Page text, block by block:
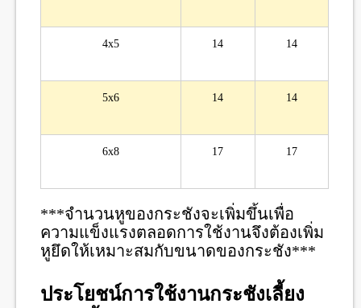
4x5 14 14
5x6 14 14
6x8 17 17
***จำนวนหูของกระชังจะเพิ่มขึ้นเพื่อ
ความแข็งแรงตลอดการใช้งานจึงต้องเพิ่ม
หูยึดให้เหมาะสมกับขนาดของกระชัง***
ประโยชน์การใช้งานกระชังเลี้ยง